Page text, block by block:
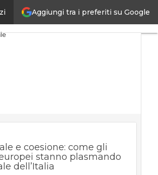
Aggiungi tra i preferiti su Google
e coesione: come gli
stanno plasmando
dell’Italia